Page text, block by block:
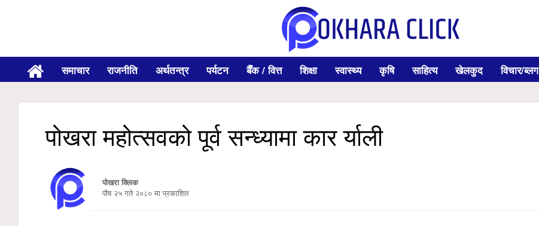
समाचार राजनीति अर्थतन्त्र पर्यटन बैँक / वित्त शिक्षा स्वास्थ्य कृषि साहित्य खेलकुद विचार/ब्लग
पोखरा महोत्सवको पूर्व सन्ध्यामा कार र्याली
पोखरा क्लिक
पौष २५ गते २०८० मा प्रकाशित